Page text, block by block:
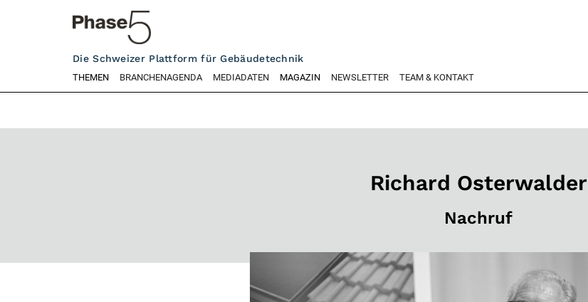
Die Schweizer Plattform für Gebäudetechnik
THEMEN BRANCHENAGENDA MEDIADATEN MAGAZIN NEWSLETTER TEAM & KONTAKT
Richard Osterwalder
Nachruf